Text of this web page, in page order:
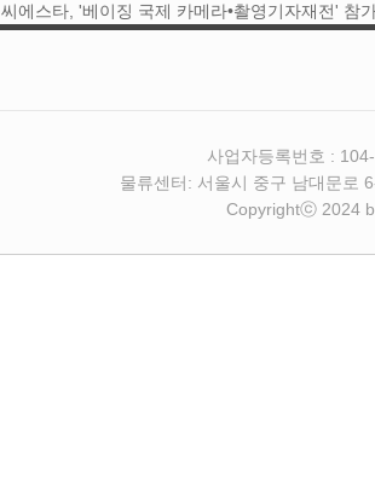
씨에스타, '베이징 국제 카메라•촬영기자재전' 참
사업자등록번호 :
물류센터: 서울시 중구 남대문로
Copyrightⓒ 2024